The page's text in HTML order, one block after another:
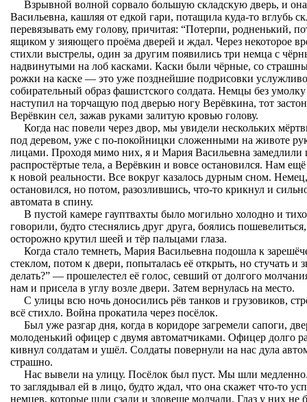
Взрывной волной сорвало большую складскую дверь, и
Васильевна, кашляя от едкой гари, потащила куда-то вглубь
перевязывать ему голову, причитая: “Потерпи, родненький,
ящиком у зияющего проёма дверей и ждал. Через некоторое
стихли выстрелы, один за другим появились три немца с
надвинутыми на лоб касками. Каски были чёрные, со
рожки на каске — это уже позднейшие подрисовки
собирательный образ фашистского солдата. Немцы без
наступил на торчащую под дверью ногу Верёвкина, тот
Верёвкин сел, зажав руками залитую кровью голову.
Когда нас повели через двор, мы увидели нескольких
под деревом, уже с по-покойницки сложенными на животе
лицами. Проходя мимо них, я и Мария Васильевна замедлили
распростёртые тела, а Верёвкин и вовсе остановился. Нам
к новой реальности. Все вокруг казалось дурным сном.
остановился, но потом, разозлившись, что-то крикнул и
автомата в спину.
В пустой камере гауптвахты было могильно холодно и
говорили, будто стеснялись друг друга, боялись
осторожно крутил шеей и тёр пальцами глаза.
Когда стало темнеть, Мария Васильевна подошла к
стеклом, потом к двери, попыталась её открыть, но стучать и
делать?” — прошелестел её голос, севший от долгого
нам и присела в углу возле двери. Затем вернулась на место.
С улицы всю ночь доносились рёв танков и грузовиков,
всё стихло. Война прокатила через посёлок.
Был уже разгар дня, когда в коридоре загремели сапоги,
молоденький офицер с двумя автоматчиками. Офицер долго
кивнул солдатам и ушёл. Солдаты повернули на нас дула
страшно.
Нас вывели на улицу. Посёлок был пуст. Мы шли
то заглядывал ей в лицо, будто ждал, что она скажет что-то
немцев, которые шли сзади и зловеще молчали. Глаз у них не